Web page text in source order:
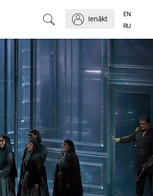
Ienākt